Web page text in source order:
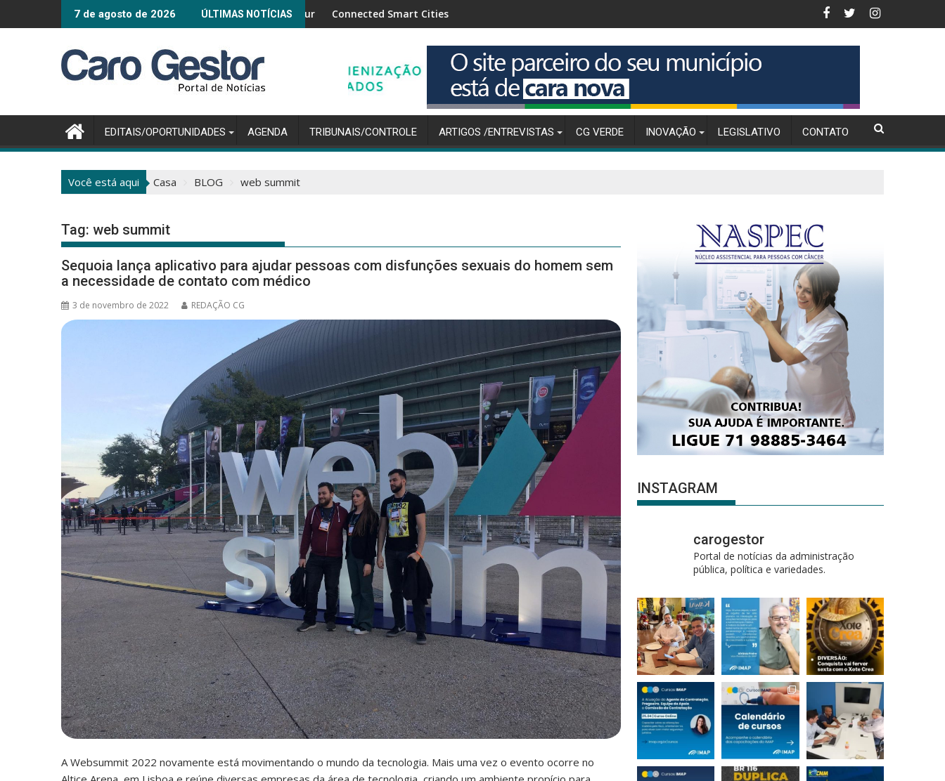
para
7 de agosto de 2026 ÚLTIMAS NOTÍCIAS
Connected Smart Cities Inteligência Artificial na Gestão de Compras
EDITAIS/OPORTUNIDADES AGENDA TRIBUNAIS/CONTROLE ARTIGOS /ENTREVISTAS CG VERDE INOVAÇÃO LEGISLATIVO CONTATO
Você está aqui Casa BLOG web summit
Tag: web summit
Sequoia lança aplicativo para ajudar pessoas com disfunções sexuais do homem sem
a necessidade de contato com médico
3 de novembro de 2022 REDAÇÃO CG
A Websummit 2022 novamente está movimentando o mundo da tecnologia. Mais uma vez o evento ocorre no
INSTAGRAM
carogestor
Portal de notícias da administração
pública, política e variedades.